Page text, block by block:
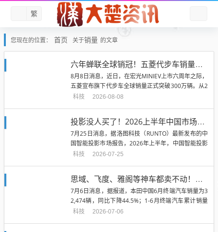
繁
您现在的位置： 首页 关于销量 的文章
六年蝉联全球销冠！五菱代步车销量破300万辆：宏光MINIEV扛了195万辆
8月8日消息，近日，在宏光MINIEV上市六周年之际，
五菱宣布旗下代步车全球销量正式突破300万辆。从2
017年E100...
科技 2026-08-08
投影没人买了！2026上半年中国市场大跌近三成：Q2创5年新低
7月25日消息，据洛图科技（RUNTO）最新发布的中
国智能投影市场报告，2026年上半年，中国智能投影
市场（不含激光电视...
科技 2026-07-25
思域、飞度、雅阁等神车都卖不动！本田中国6月销量32474辆 大跌44.5%
7月6日消息，据报道，本田中国6月终端汽车销量为3
2,474辆，同比下降44.5%；1-6月终端汽车累计销量
为205,8...
科技 2026-07-06